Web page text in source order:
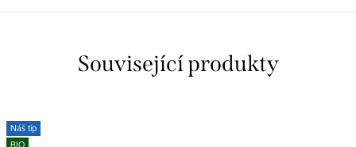
Související produkty
Náš tip